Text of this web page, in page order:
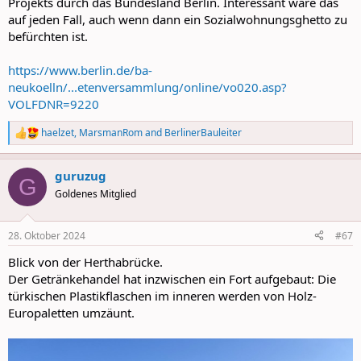
auf jeden Fall, auch wenn dann ein Sozialwohnungsghetto zu
befürchten ist.
https://www.berlin.de/ba-
neukoelln/...etenversammlung/online/vo020.asp?
VOLFDNR=9220
R
e
a
c
i
s
haelzet, MarsmanRomand BerlinerBauleiter
G guruzug
Goldenes Mitglied
28. Oktober 2024 #67
Blick von der Herthabrücke.
Der Getränkehandel hat inzwischen ein Fort aufgebaut: Die
türkischen Plastikflaschen im inneren werden von Holz-
Europaletten umzäunt.